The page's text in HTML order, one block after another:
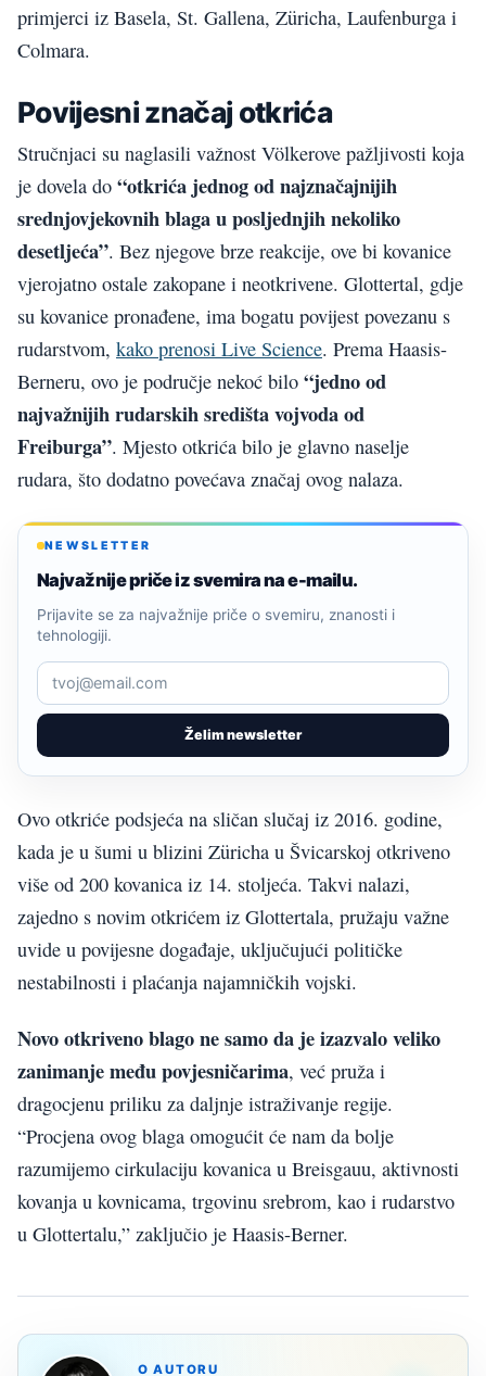
primjerci iz Basela, St. Gallena, Züricha, Laufenburga i
Colmara.
Povijesni značaj otkrića
Stručnjaci su naglasili važnost Völkerove pažljivosti koja
je dovela do “otkrića jednog od najznačajnijih
srednjovjekovnih blaga u posljednjih nekoliko
desetljeća”. Bez njegove brze reakcije, ove bi kovanice
vjerojatno ostale zakopane i neotkrivene. Glottertal, gdje
su kovanice pronađene, ima bogatu povijest povezanu s
rudarstvom, kako prenosi Live Science. Prema Haasis-
Berneru, ovo je područje nekoć bilo “jedno od
najvažnijih rudarskih središta vojvoda od
Freiburga”. Mjesto otkrića bilo je glavno naselje
rudara, što dodatno povećava značaj ovog nalaza.
NEWSLETTER
Najvažnije priče iz svemira na e-mailu.
Želim newsletter
Prijavite se za najvažnije priče o svemiru, znanosti i
tehnologiji.
Ovo otkriće podsjeća na sličan slučaj iz 2016. godine,
kada je u šumi u blizini Züricha u Švicarskoj otkriveno
više od 200 kovanica iz 14. stoljeća. Takvi nalazi,
zajedno s novim otkrićem iz Glottertala, pružaju važne
uvide u povijesne događaje, uključujući političke
nestabilnosti i plaćanja najamničkih vojski.
Novo otkriveno blago ne samo da je izazvalo veliko
zanimanje među povjesničarima, već pruža i
dragocjenu priliku za daljnje istraživanje regije.
“Procjena ovog blaga omogućit će nam da bolje
razumijemo cirkulaciju kovanica u Breisgauu, aktivnosti
kovanja u kovnicama, trgovinu srebrom, kao i rudarstvo
u Glottertalu,” zaključio je Haasis-Berner.
O AUTORU